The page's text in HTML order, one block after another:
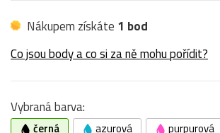
Nákupem získáte 1 bod
Co jsou body a co si za ně mohu pořídit?
Vybraná barva:
černá azurová purpurová